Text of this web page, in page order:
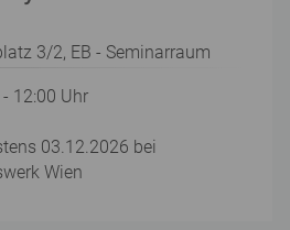
3/2, EB - Seminarraum
12:00 Uhr
03.12.2026 bei
Wien